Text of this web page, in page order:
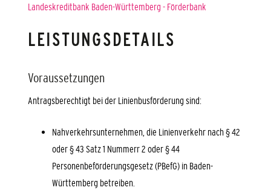
Landeskreditbank Baden-Württemberg - Förderbank
LEISTUNGSDETAILS
Voraussetzungen
Antragsberechtigt bei der Linienbusförderung sind:
Nahverkehrsunternehmen, die Linienverkehr nach § 42
oder § 43 Satz 1 Nummerr 2 oder § 44
Personenbeförderungsgesetz (PBefG) in Baden-
Württemberg betreiben.